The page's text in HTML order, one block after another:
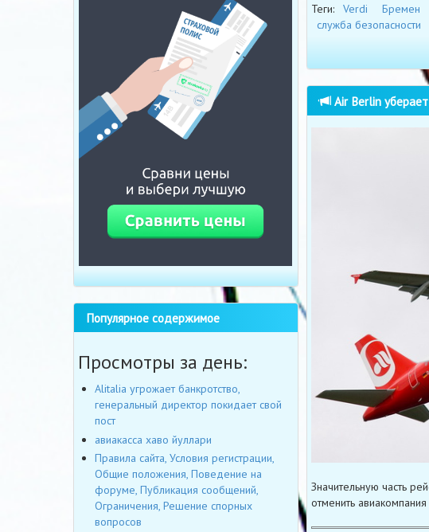
Теги: Verdi Бремен
служба безопасности
Air Berlin
Значительную часть
отменить
Популярное содержимое
Просмотры за день:
Alitalia угрожает банкротство,
генеральный директор покидает свой
пост
авиакасса хаво йуллари
Правила сайта, Условия регистрации,
Общие положения, Поведение на
форуме, Публикация сообщений,
Ограничения, Решение спорных
вопросов